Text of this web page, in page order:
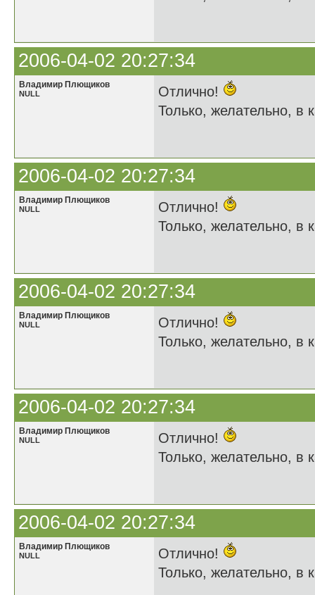
2006-04-02 20:27:34
Владимир Плющиков
NULL
Отлично!
Только, желательно, в
2006-04-02 20:27:34
Владимир Плющиков
NULL
Отлично!
Только, желательно, в
2006-04-02 20:27:34
Владимир Плющиков
NULL
Отлично!
Только, желательно, в
2006-04-02 20:27:34
Владимир Плющиков
NULL
Отлично!
Только, желательно, в
2006-04-02 20:27:34
Владимир Плющиков
NULL
Отлично!
Только, желательно, в